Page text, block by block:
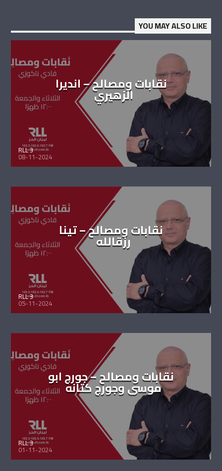
YOU MAY ALSO LIKE
نقابات ومصالح – انديرا
الزهيري
RLL 3
08-11-2024
نقابات ومصالح – تينا
رزقالله
RLL 3
05-11-2024
نقابات ومصالح – جورج ابو
موسى وجورج كتانه
RLL 3
01-11-2024